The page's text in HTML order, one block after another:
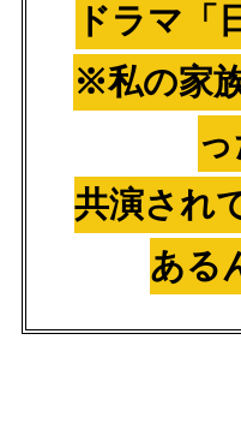
ドラマ「
※私の家
共演され
ある